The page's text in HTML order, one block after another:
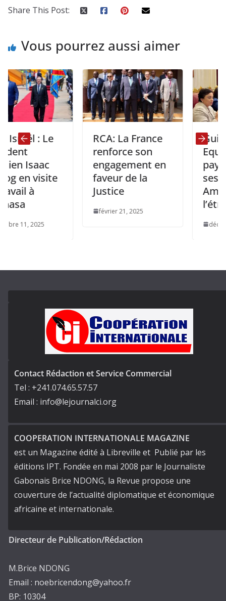
Share This Post:
Vous pourrez aussi aimer
: Le
visite
RCA: La France
renforce son
engagement en
faveur de la
Justice
février 21, 2025
Guinée
pays
l’étranger.
décembre 4,
Contact Rédaction et Service Commercial
Tel : +241.074.65.57.57
Email : info@lejournalci.org
COOPERATION INTERNATIONALE MAGAZINE
est un Magazine édité à Libreville et Publié par les
éditions IPT. Fondée en mai 2008 par le Journaliste
Gabonais Brice NDONG, la Revue propose une
couverture de l’actualité diplomatique et économique
africaine et internationale.
Directeur de Publication/Rédaction
M.Brice NDONG
Email : noebricendong@yahoo.fr
BP: 10304